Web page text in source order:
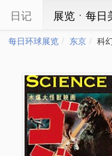
日记 展览ㆍ每日
每日环球展览 东京 科